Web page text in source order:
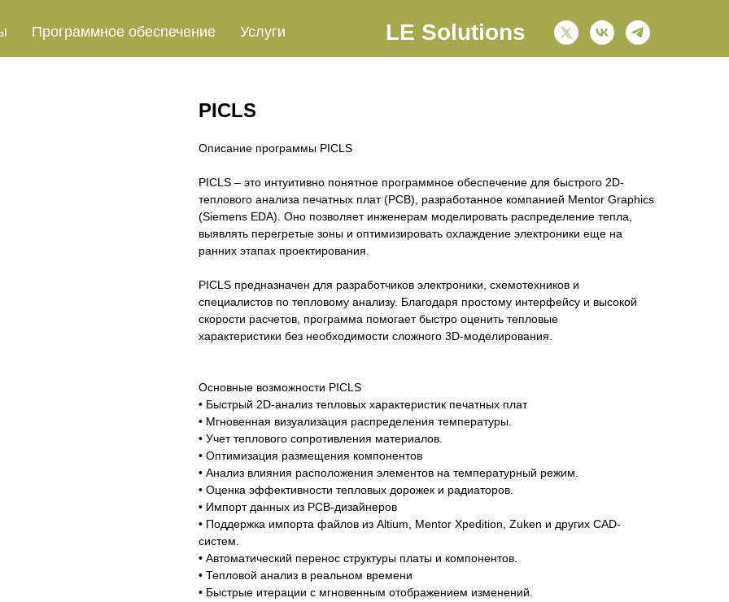
PICLS
Описание программы PICLS
PICLS – это интуитивно понятное программное обеспечение для быстрого 2D-
теплового анализа печатных плат (PCB), разработанное компанией Mentor Graphics
(Siemens EDA). Оно позволяет инженерам моделировать распределение тепла,
выявлять перегретые зоны и оптимизировать охлаждение электроники еще на
ранних этапах проектирования.
PICLS предназначен для разработчиков электроники, схемотехников и
специалистов по тепловому анализу. Благодаря простому интерфейсу и высокой
скорости расчетов, программа помогает быстро оценить тепловые
характеристики без необходимости сложного 3D-моделирования.
Основные возможности PICLS
• Быстрый 2D-анализ тепловых характеристик печатных плат
• Мгновенная визуализация распределения температуры.
• Учет теплового сопротивления материалов.
• Оптимизация размещения компонентов
• Анализ влияния расположения элементов на температурный режим.
• Оценка эффективности тепловых дорожек и радиаторов.
• Импорт данных из PCB-дизайнеров
• Поддержка импорта файлов из Altium, Mentor Xpedition, Zuken и других CAD-
систем.
• Автоматический перенос структуры платы и компонентов.
• Тепловой анализ в реальном времени
• Быстрые итерации с мгновенным отображением изменений.
Программное обеспечение Услуги LE Solutions